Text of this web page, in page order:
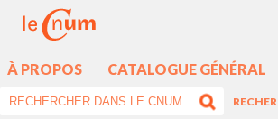
À PROPOS CATALOGUE GÉNÉRAL